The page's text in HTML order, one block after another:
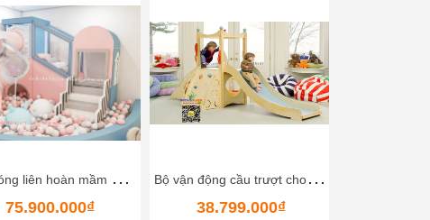
N
hà bóng liên hoàn mầm non 5
75.900.000₫
B
ộ vận động cầu trượt cho bé Bằng gỗ Size 300x150x170 Cm Happy Kids Wood Slide
38.799.000₫